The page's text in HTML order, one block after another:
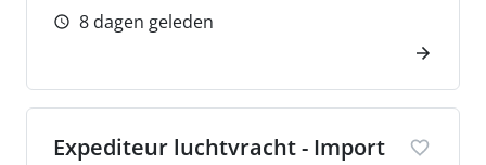
8 dagen geleden
Expediteur luchtvracht - Import